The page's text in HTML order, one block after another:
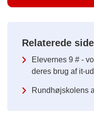
Relaterede
Elevernes 9 # -
deres brug af it-
Rundhøjskolens